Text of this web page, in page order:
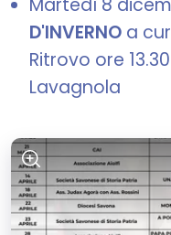
D'INVERNO a
Ritrovo ore
Lavagnola